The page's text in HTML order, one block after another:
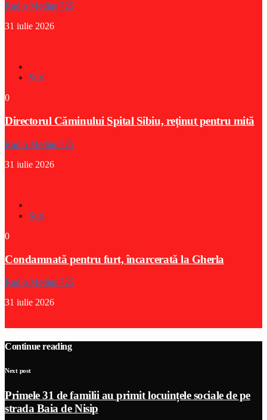
Radio Medias 725
31 iulie 2026
Stiri
0
Directorul Căminului Spital Sibiu, reținut pentru mită
Radio Medias 725
31 iulie 2026
Stiri
0
Condamnată pentru furt, încarcerată la Gherla
Radio Medias 725
31 iulie 2026
Continue reading
Next post
Primele 31 de familii au primit locuințele sociale de pe
strada Baia de Nisip